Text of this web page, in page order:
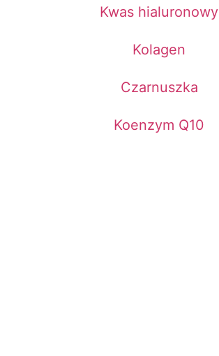
Kwas hialuronowy
Kolagen
Czarnuszka
Koenzym Q10